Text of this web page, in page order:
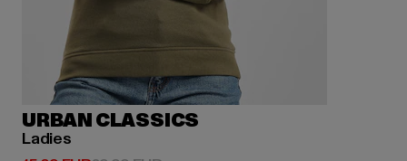
URBAN CLASSICS
Ladies